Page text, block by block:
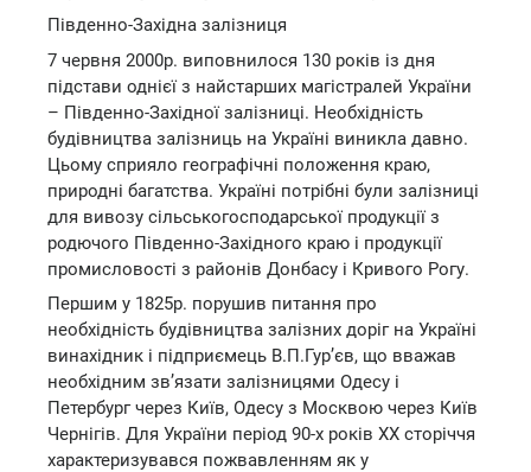
Південно-Західна залізниця
7 червня 2000р. виповнилося 130 років із дня
підстави однієї з найстарших магістралей України
– Південно-Західної залізниці. Необхідність
будівництва залізниць на Україні виникла давно.
Цьому сприяло географічні положення краю,
природні багатства. Україні потрібні були залізниці
для вивозу сільськогосподарської продукції з
родючого Південно-Західного краю і продукції
промисловості з районів Донбасу і Кривого Рогу.
Першим у 1825р. порушив питання про
необхідність будівництва залізних доріг на Україні
винахідник і підприємець В.П.Гур’єв, що вважав
необхідним зв’язати залізницями Одесу і
Петербург через Київ, Одесу з Москвою через Київ
Чернігів. Для України період 90-х років XX сторіччя
характеризувався пожвавленням як у